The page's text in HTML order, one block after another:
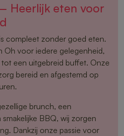
Heerlijk eten voor
compleet zonder goed eten.
Oh voor iedere gelegenheid,
een uitgebreid buffet. Onze
bereid en afgestemd op
brunch, een
BBQ, wij zorgen
Dankzij onze passie voor